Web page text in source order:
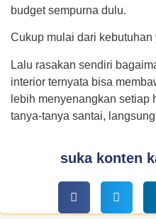
budget sempurna dulu.
Cukup mulai dari
Lalu rasakan sendiri
interior ternyata bisa
lebih menyenangkan setiap
tanya-tanya santai,
suka konten